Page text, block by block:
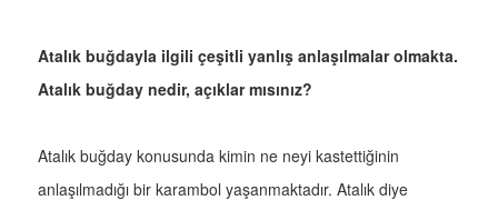
Atalık buğdayla ilgili çeşitli yanlış anlaşılmalar olmakta.
Atalık buğday nedir, açıklar mısınız?
Atalık buğday konusunda kimin ne neyi kastettiğinin
anlaşılmadığı bir karambol yaşanmaktadır. Atalık diye